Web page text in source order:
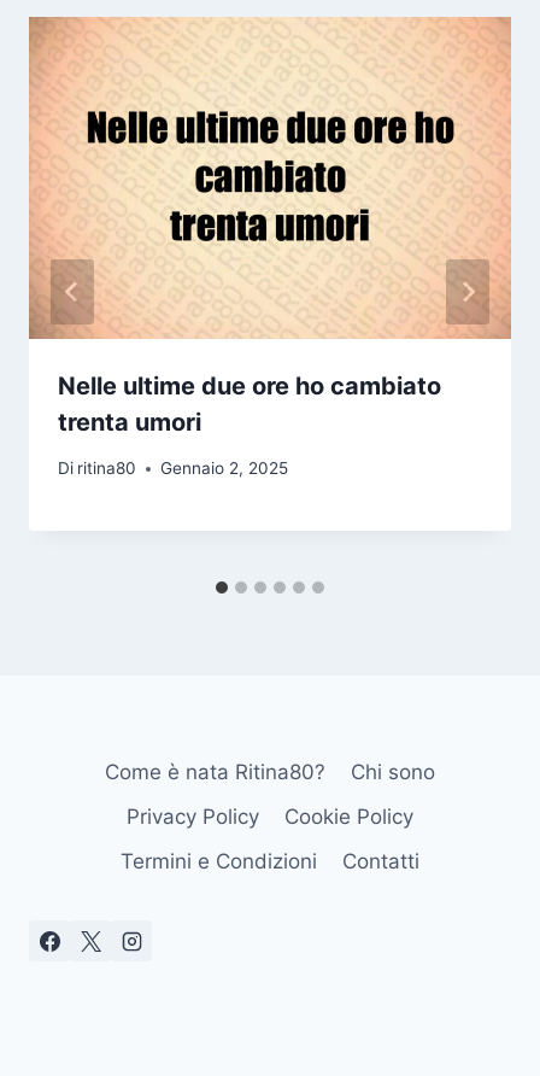
Nelle ultime due ore ho cambiato
trenta umori
Di ritina80 Gennaio 2, 2025
Come è nata Ritina80?
Chi sono
Privacy Policy
Cookie Policy
Termini e Condizioni
Contatti